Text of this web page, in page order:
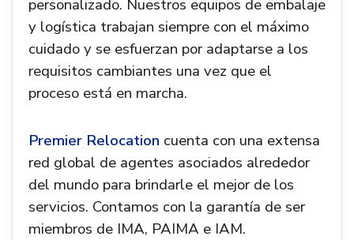
personalizado. Nuestros equipos de embalaje
y logística trabajan siempre con el máximo
cuidado y se esfuerzan por adaptarse a los
requisitos cambiantes una vez que el
proceso está en marcha.
Premier Relocation cuenta con una extensa
red global de agentes asociados alrededor
del mundo para brindarle el mejor de los
servicios. Contamos con la garantía de ser
miembros de IMA, PAIMA e IAM.